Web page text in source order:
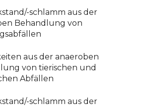
schlamm aus der
Behandlung von
aus der anaeroben
von tierischen und
Abfällen
schlamm aus der